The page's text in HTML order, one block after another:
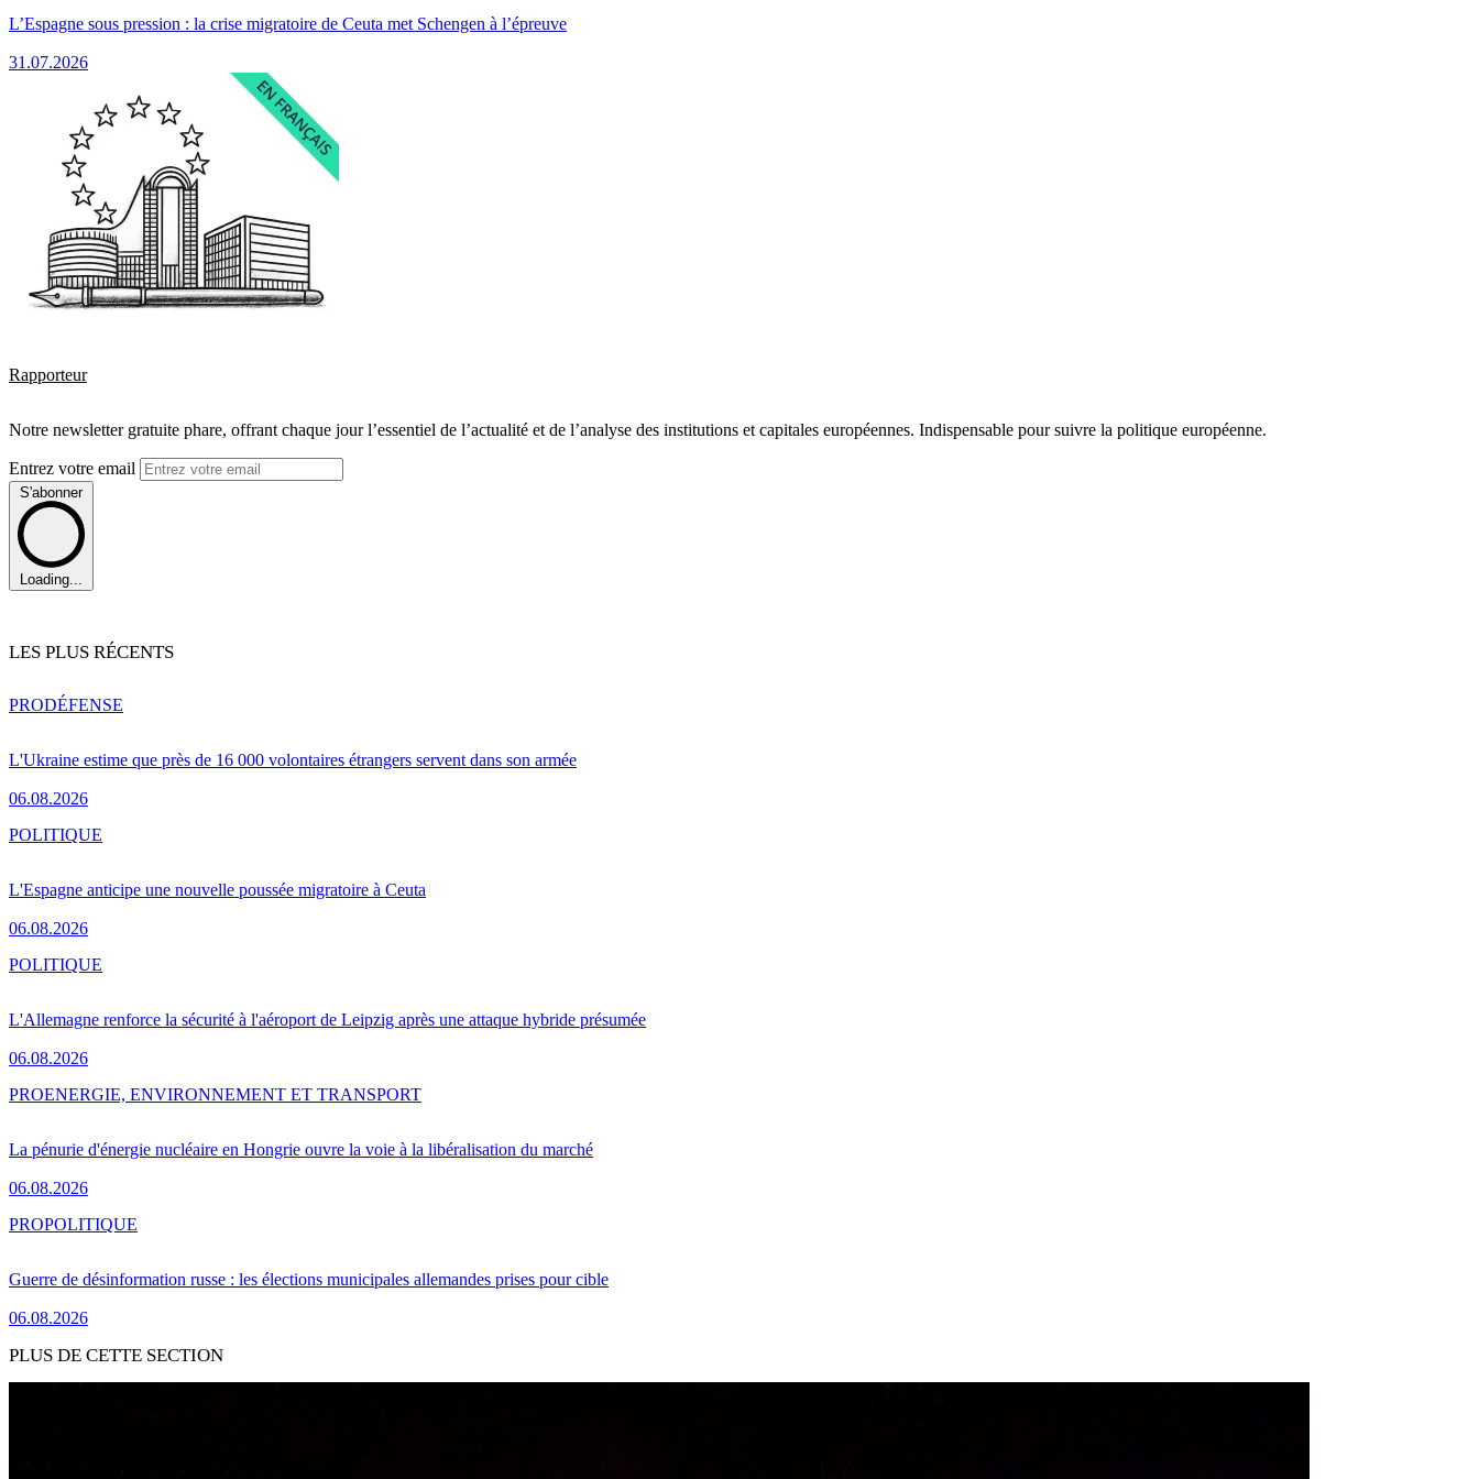
L’Espagne sous pression : la crise migratoire de Ceuta met Schengen à l’épreuve
31.07.2026
Rapporteur
Notre newsletter gratuite phare, offrant chaque jour l’essentiel de l’actualité et de l’analyse des institutions et capitales européennes. Indispensable pour suivre la politique européenne.
Entrez votre email
S'abonner
Loading...
LES PLUS RÉCENTS
L'Ukraine estime que près de 16 000 volontaires étrangers servent dans son armée
06.08.2026
PRODÉFENSE
L'Espagne anticipe une nouvelle poussée migratoire à Ceuta
06.08.2026
POLITIQUE
L'Allemagne renforce la sécurité à l'aéroport de Leipzig après une attaque hybride présumée
06.08.2026
POLITIQUE
La pénurie d'énergie nucléaire en Hongrie ouvre la voie à la libéralisation du marché
06.08.2026
PROENERGIE, ENVIRONNEMENT ET TRANSPORT
Guerre de désinformation russe : les élections municipales allemandes prises pour cible
06.08.2026
PROPOLITIQUE
PLUS DE CETTE SECTION